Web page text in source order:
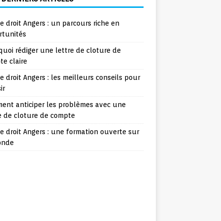
droit Angers : un parcours riche en
rédiger une lettre de cloture de
claire
droit Angers : les meilleurs conseils pour
anticiper les problèmes avec une
de cloture de compte
droit Angers : une formation ouverte sur